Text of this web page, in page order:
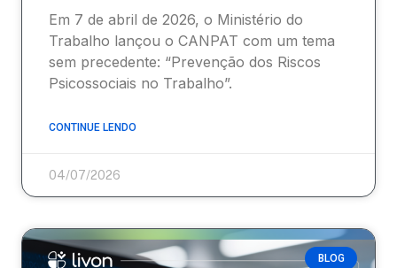
Em 7 de abril de 2026, o Ministério do
Trabalho lançou o CANPAT com um tema
sem precedente: “Prevenção dos Riscos
Psicossociais no Trabalho”.
CONTINUE LENDO
04/07/2026
BLOG